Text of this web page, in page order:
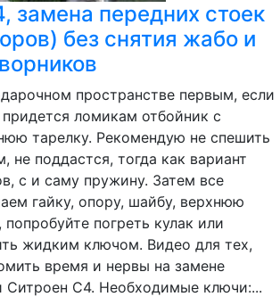
замена передних стоек
без снятия жабо и
пространстве первым, если
ломикам отбойник с
тарелку. Рекомендую не спешить
не поддастся, тогда как вариант
с и саму пружину. Затем все
гайку, опору, шайбу, верхнюю
погреть кулак или
жидким ключом. Видео для тех,
время и нервы на замене
Ситроен С4. Необходимые ключи:...